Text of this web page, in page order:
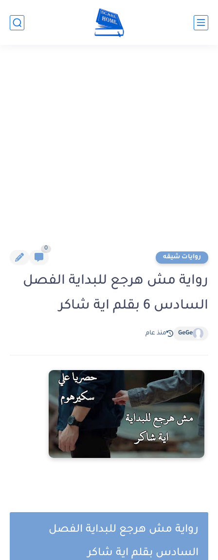
روايات شيقه
0
رواية مش هرجع للبداية الفصل
السادس 6 بقلم اية شاكر
GeGe منذ عام
رواية مش هرجع للبداية الفصل
السادس بقلم اية شاكر